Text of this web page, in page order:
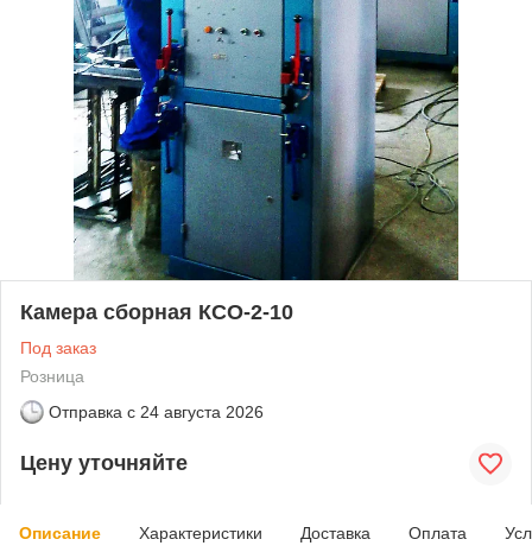
Камера сборная КСО-2-10
Под заказ
Розница
Отправка с 24 августа 2026
Цену уточняйте
Описание Характеристики Доставка Оплата